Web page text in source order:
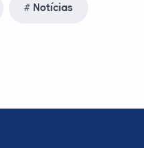
Notícias